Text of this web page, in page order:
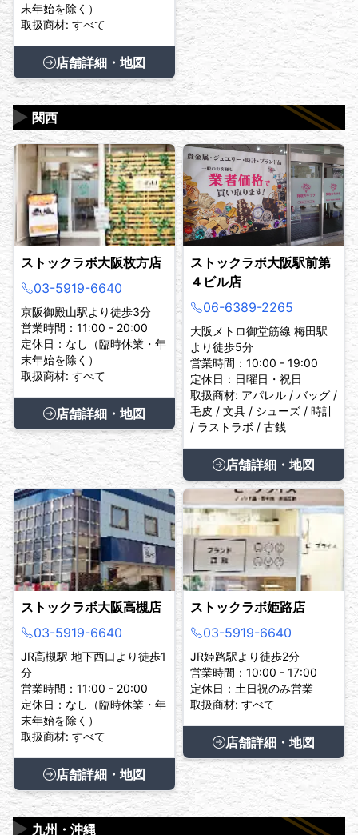
末年始を除く）
取扱商材: すべて
店舗詳細・地図
関西
▶
ストックラボ大阪枚方店
03-5919-6640
京阪御殿山駅より徒歩3分
営業時間：11:00 - 20:00
定休日：なし（臨時休業・年
末年始を除く）
取扱商材: すべて
店舗詳細・地図
ストックラボ大阪駅前第
４ビル店
06-6389-2265
大阪メトロ御堂筋線 梅田駅
より徒歩5分
営業時間：10:00 - 19:00
定休日：日曜日・祝日
取扱商材: アパレル / バッグ /
毛皮 / 文具 / シューズ / 時計
/ ラストラボ / 古銭
店舗詳細・地図
ストックラボ大阪高槻店
03-5919-6640
JR高槻駅 地下西口より徒歩1
分
営業時間：11:00 - 20:00
定休日：なし（臨時休業・年
末年始を除く）
取扱商材: すべて
店舗詳細・地図
ストックラボ姫路店
03-5919-6640
JR姫路駅より徒歩2分
営業時間：10:00 - 17:00
定休日：土日祝のみ営業
取扱商材: すべて
店舗詳細・地図
九州・沖縄
▶